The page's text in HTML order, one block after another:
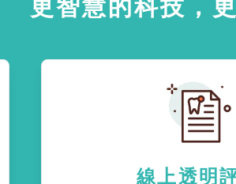
更智慧的科技，
線上透明